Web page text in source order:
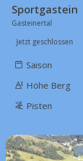
Sportgastein
Gasteinertal
Jetzt geschlossen
Saison
Höhe Berg
Pisten